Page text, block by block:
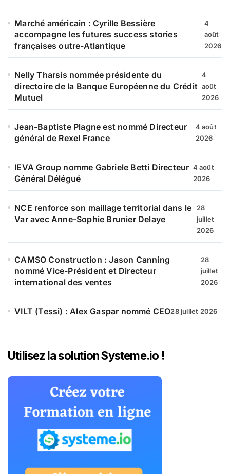
Marché américain : Cyrille Bessière
accompagne les futures success stories
françaises outre-Atlantique
4
août
2026
Nelly Tharsis nommée présidente du
directoire de la Banque Européenne du Crédit
Mutuel
4
août
2026
Jean-Baptiste Plagne est nommé Directeur
général de Rexel France
4 août
2026
IEVA Group nomme Gabriele Betti Directeur
Général Délégué
4 août
2026
NCE renforce son maillage territorial dans le
Var avec Anne-Sophie Brunier Delaye
28
juillet
2026
CAMSO Construction : Jason Canning
nommé Vice-Président et Directeur
international des ventes
28
juillet
2026
VILT (Tessi) : Alex Gaspar nommé CEO28 juillet 2026
Utilisez la solution Systeme.io !